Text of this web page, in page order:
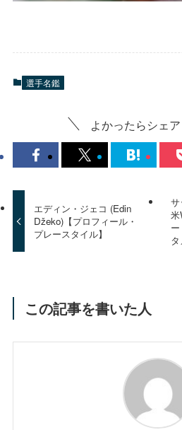
選手名鑑
よかったらシェア
エディン・ジェコ (Edin
Džeko)【プロフィール・
プレースタイル】
タ
この記事を書いた人